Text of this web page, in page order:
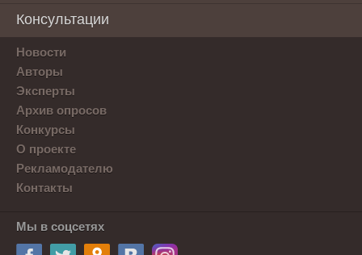
Консультации
Новости
Авторы
Эксперты
Архив опросов
Конкурсы
О проекте
Рекламодателю
Контакты
Мы в соцсетях